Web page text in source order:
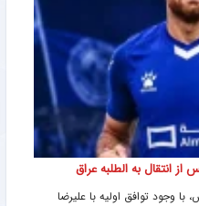
انتقال به الطلبه عراق
وجود توافق اولیه با علیرضا